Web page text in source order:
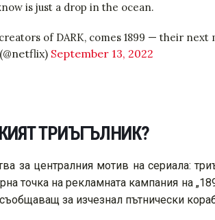
is just a drop in the ocean.
of DARK, comes 1899 — their
September 13, 2022
ТРИЪГЪЛНИК?
за централния мотив на сериала:
точка на рекламната кампания на
за изчезнал пътнически